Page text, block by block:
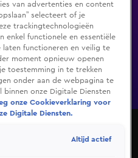
De Bondgenoten
in de
van advertenties en content
selecteert of je
trackingtechnologieën
enkel functionele en essentiële
functioneren en veilig te
moment opnieuw openen
toestemming in te trekken
onder aan de webpagina te
binnen onze Digitale Diensten
onze Cookieverklaring voor
Digitale Diensten.
Altijd actief